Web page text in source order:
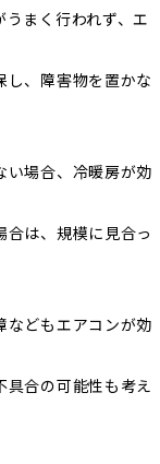
まく行われず、エ
し、障害物を置かな
い場合、冷暖房が効
は、規模に見合っ
などもエアコンが効
具合の可能性も考え